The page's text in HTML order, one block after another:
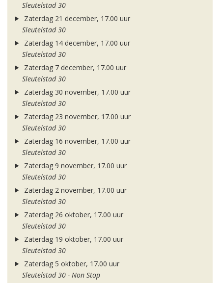
Sleutelstad 30
Zaterdag 21 december, 17.00 uur
Sleutelstad 30
Zaterdag 14 december, 17.00 uur
Sleutelstad 30
Zaterdag 7 december, 17.00 uur
Sleutelstad 30
Zaterdag 30 november, 17.00 uur
Sleutelstad 30
Zaterdag 23 november, 17.00 uur
Sleutelstad 30
Zaterdag 16 november, 17.00 uur
Sleutelstad 30
Zaterdag 9 november, 17.00 uur
Sleutelstad 30
Zaterdag 2 november, 17.00 uur
Sleutelstad 30
Zaterdag 26 oktober, 17.00 uur
Sleutelstad 30
Zaterdag 19 oktober, 17.00 uur
Sleutelstad 30
Zaterdag 5 oktober, 17.00 uur
Sleutelstad 30 - Non Stop